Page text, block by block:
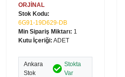
ORJİNAL
Stok Kodu:
6G91-19D629-DB
Min Sipariş Miktarı: 1
Kutu İçeriği: ADET
Ankara
Stok
Stokta
Var